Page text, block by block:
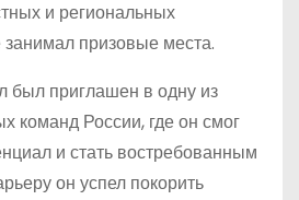
и региональных
занимал призовые места.
был приглашен в одну из
команд России, где он смог
и стать востребованным
он успел покорить